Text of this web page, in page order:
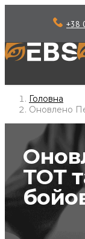
+38
Головна
Оновлено
ТОТ